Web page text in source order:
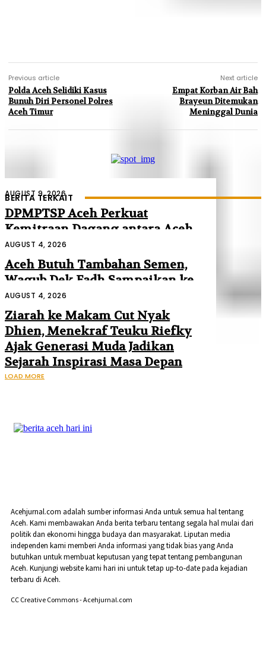
Previous article
Polda Aceh Selidiki Kasus
Bunuh Diri Personel Polres
Aceh Timur
Next article
Empat Korban Air Bah
Brayeun Ditemukan
Meninggal Dunia
BERITA TERKAIT
AUGUST 9, 2026
DPMPTSP Aceh Perkuat
Kemitraan Dagang antara Aceh
dan Malaysia
AUGUST 4, 2026
Aceh Butuh Tambahan Semen,
Wagub Dek Fadh Sampaikan ke
Mendagri dan Danantara
AUGUST 4, 2026
Ziarah ke Makam Cut Nyak
Dhien, Menekraf Teuku Riefky
Ajak Generasi Muda Jadikan
Sejarah Inspirasi Masa Depan
LOAD MORE
Acehjurnal.com adalah sumber informasi Anda untuk semua hal tentang
Aceh. Kami membawakan Anda berita terbaru tentang segala hal mulai dari
politik dan ekonomi hingga budaya dan masyarakat. Liputan media
independen kami memberi Anda informasi yang tidak bias yang Anda
butuhkan untuk membuat keputusan yang tepat tentang pembangunan
Aceh. Kunjungi website kami hari ini untuk tetap up-to-date pada kejadian
terbaru di Aceh.
CC Creative Commons - Acehjurnal.com